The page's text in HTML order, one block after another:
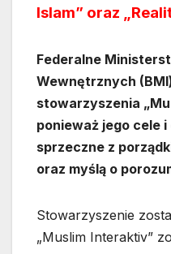
Islam” oraz
Federalne
Wewnętrznych
stowarzyszenia
ponieważ jego cele i
sprzeczne z
oraz myślą o
Stowarzyszenie
„Muslim Interaktiv”